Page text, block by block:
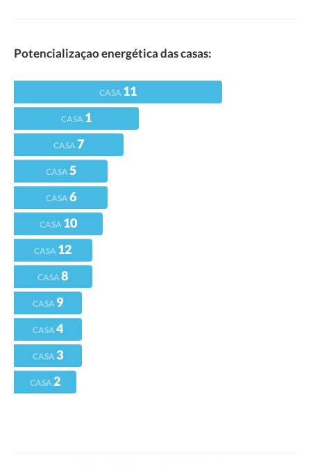
Potencializaçao energética das casas:
CASA 11
CASA 1
CASA7
CASA5
CASA6
CASA 10
CASA 12
CASA8
CASA 9
CASA4
CASA 3
CASA2